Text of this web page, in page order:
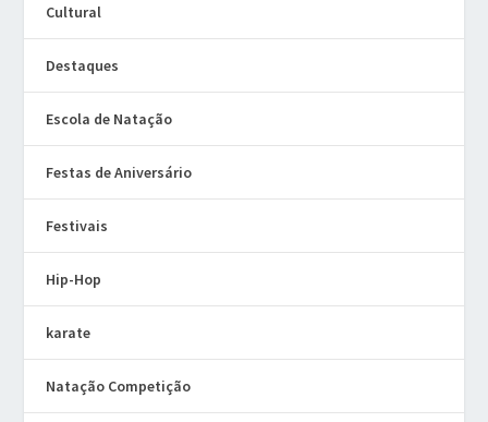
Cultural
Destaques
Escola de Natação
Festas de Aniversário
Festivais
Hip-Hop
karate
Natação Competição